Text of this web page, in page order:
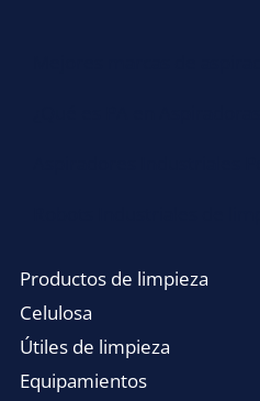
Productos de limpieza
Celulosa
Útiles de limpieza
Equipamientos